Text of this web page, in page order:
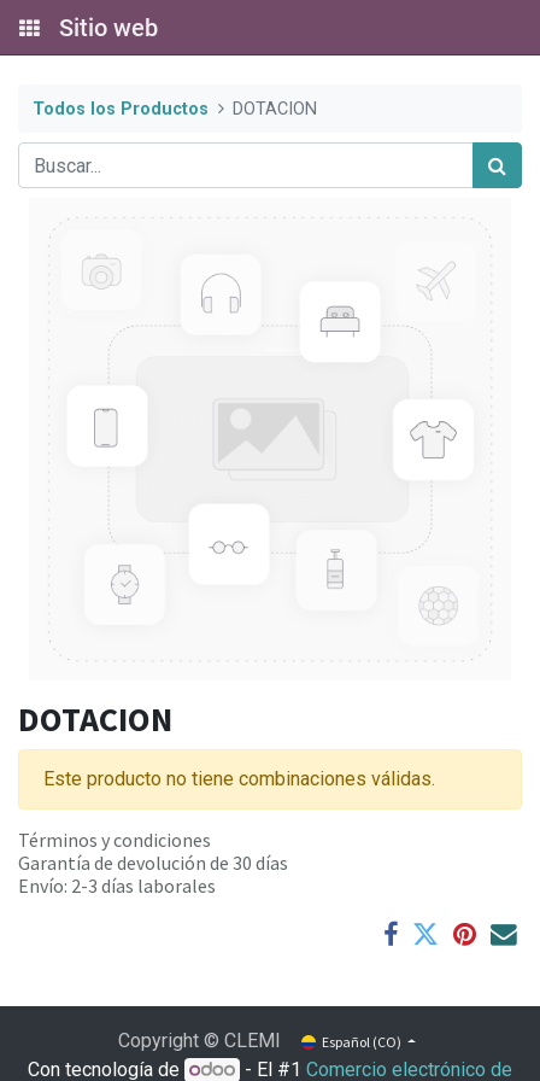
Sitio web
Todos los Productos DOTACION
DOTACION
Este producto no tiene combinaciones válidas.
Términos y condiciones
Garantía de devolución de 30 días
Envío: 2-3 días laborales
Copyright © CLEMI Español (CO)
Con tecnología de - El #1Comercio electrónico de